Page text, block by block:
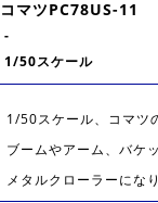
コマツPC78US-11
-
1/50スケール
1/50スケール、コマツ
ブームやアーム、バケ
メタルクローラーにな